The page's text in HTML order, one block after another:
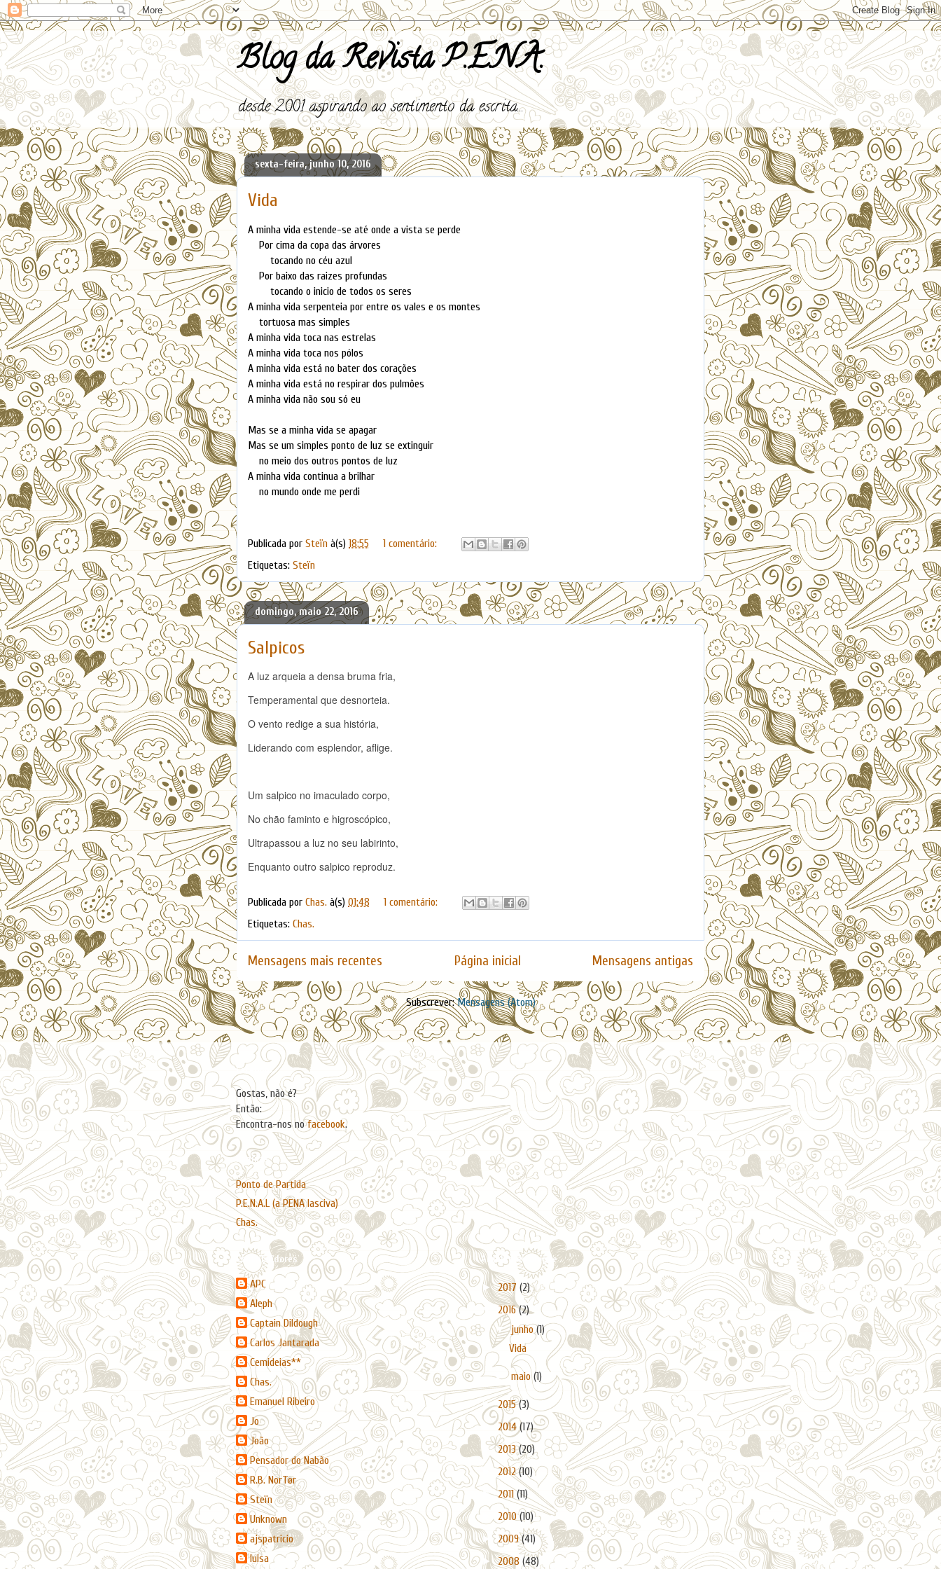
Blog da Revista P.E.N.A.
desde 2001 aspirando ao sentimento da escrita...
sexta-feira, junho 10, 2016
Vida
A minha vida estende-se até onde a vista se perde
Por cima da copa das árvores
tocando no céu azul
Por baixo das raizes profundas
tocando o inicio de todos os seres
A minha vida serpenteia por entre os vales e os montes
tortuosa mas simples
A minha vida toca nas estrelas
A minha vida toca nos pólos
A minha vida está no bater dos corações
A minha vida está no respirar dos pulmões
A minha vida não sou só eu
Mas se a minha vida se apagar
Mas se um simples ponto de luz se extinguir
no meio dos outros pontos de luz
A minha vida continua a brilhar
no mundo onde me perdi
Publicada por Steïn à(s) 18:55
1 comentário:
Etiquetas: Steïn
domingo, maio 22, 2016
Salpicos
A luz arqueia a densa bruma fria,
Temperamental que desnorteia.
O vento redige a sua história,
Liderando com esplendor, aflige.
Um salpico no imaculado corpo,
No chão faminto e higroscópico,
Ultrapassou a luz no seu labirinto,
Enquanto outro salpico reproduz.
Publicada por Chas. à(s) 01:48
1 comentário:
Etiquetas: Chas.
Mensagens mais recentes Mensagens antigas
Página inicial
Subscrever:Mensagens (Atom)
Facebook
Gostas, não é?
Então:
Encontra-nos nofacebook.
Páginas
Ponto de Partida
P.E.N.A.L (a PENA lasciva)
Chas.
Contribuidores
APC
Aleph
Captain Dildough
Carlos Jantarada
Cemideias**
Chas.
Emanuel Ribeiro
Jo
João
Pensador do Nabão
R.B. NorTør
Steïn
Unknown
ajspatricio
luisa
Arquivo do blogue
►2017 (2)
▼ 2016(2)
▼junho(1)
Vida
►maio(1)
►2015(3)
► 2014(17)
►2013(20)
►2012(10)
►2011(11)
► 2010(10)
► 2009(41)
►2008 (48)